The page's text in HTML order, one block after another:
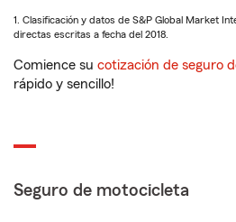
1. Clasificación y datos de S&P Global Market
directas escritas a fecha del 2018.
Comience su cotización de seguro
rápido y sencillo!
Seguro de motocicleta